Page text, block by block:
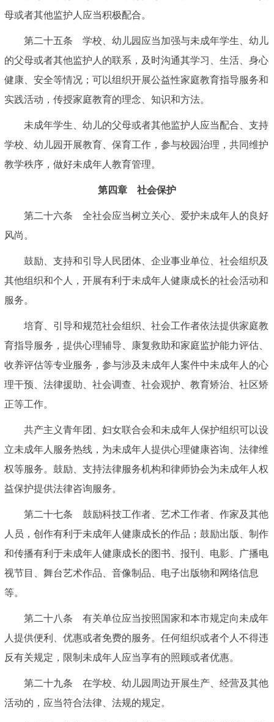
母或者其他监护人应当积极配合。
第二十五条 学校、幼儿园应当加强与未成年学生、幼儿
的父母或者其他监护人的联系，及时沟通其学习、生活、身心
健康、安全等情况；可以组织开展公益性家庭教育指导服务和
实践活动，传授家庭教育的理念、知识和方法。
未成年学生、幼儿的父母或者其他监护人应当配合、支持
学校、幼儿园开展教育、保育工作，参与校园治理，共同维护
教学秩序，做好未成年人教育管理。
第四章 社会保护
第二十六条 全社会应当树立关心、爱护未成年人的良好
风尚。
鼓励、支持和引导人民团体、企业事业单位、社会组织及
其他组织和个人，开展有利于未成年人健康成长的社会活动和
服务。
培育、引导和规范社会组织、社会工作者依法提供家庭教
育指导服务，提供心理辅导、康复救助和家庭监护能力评估、
收养评估等专业服务，参与涉及未成年人案件中未成年人的心
理干预、法律援助、社会调查、社会观护、教育矫治、社区矫
正等工作。
共产主义青年团、妇女联合会和未成年人保护组织可以设
立未成年人服务热线，为未成年人提供心理健康咨询、法律维
权等服务。鼓励、支持法律服务机构和律师协会为未成年人权
益保护提供法律咨询服务。
第二十七条 鼓励科技工作者、艺术工作者、作家及其他
人员，创作有利于未成年人健康成长的作品；鼓励出版、制作
和传播有利于未成年人健康成长的图书、报刊、电影、广播电
视节目、舞台艺术作品、音像制品、电子出版物和网络信息
等。
第二十八条 有关单位应当按照国家和本市规定向未成年
人提供便利、优惠或者免费的服务。任何组织或者个人不得违
反有关规定，限制未成年人应当享有的照顾或者优惠。
第二十九条 在学校、幼儿园周边开展生产、经营及其他
活动的，应当符合法律、法规的规定。